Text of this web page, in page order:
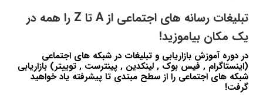
تبلیغات رسانه های اجتماعی از A تا Z را همه در
یک مکان بیاموزید!
در دوره آموزش بازاریابی و تبلیغات در شبکه های اجتماعی
(اینستاگرام , فیس بوک , لینکدین , پینترست , توییتر) بازاریابی
شبکه های اجتماعی را از سطح مبتدی تا پیشرفته یاد خواهید
گرفت!